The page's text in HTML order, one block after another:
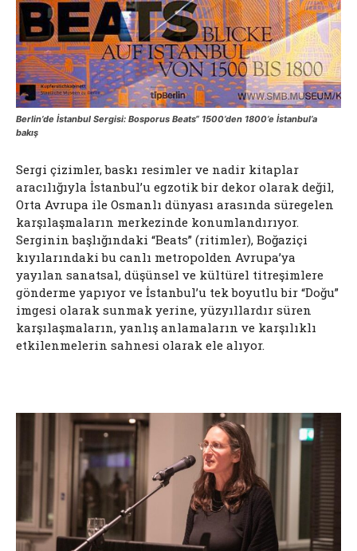
Berlin’de İstanbul Sergisi: Bosporus Beats“ 1500’den 1800’e İstanbul’a
bakış
Sergi çizimler, baskı resimler ve nadir kitaplar
aracılığıyla İstanbul’u egzotik bir dekor olarak değil,
Orta Avrupa ile Osmanlı dünyası arasında süregelen
karşılaşmaların merkezinde konumlandırıyor.
Serginin başlığındaki “Beats” (ritimler), Boğaziçi
kıyılarındaki bu canlı metropolden Avrupa’ya
yayılan sanatsal, düşünsel ve kültürel titreşimlere
gönderme yapıyor ve İstanbul’u tek boyutlu bir “Doğu”
imgesi olarak sunmak yerine, yüzyıllardır süren
karşılaşmaların, yanlış anlamaların ve karşılıklı
etkilenmelerin sahnesi olarak ele alıyor.